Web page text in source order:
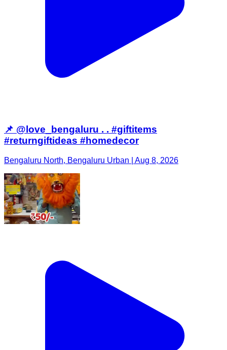
📌 @love_bengaluru . . #giftitems
#returngiftideas #homedecor
Bengaluru North, Bengaluru Urban | Aug 8, 2026